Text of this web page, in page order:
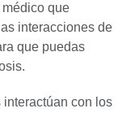
que
interacciones de
que puedas
interactúan con los